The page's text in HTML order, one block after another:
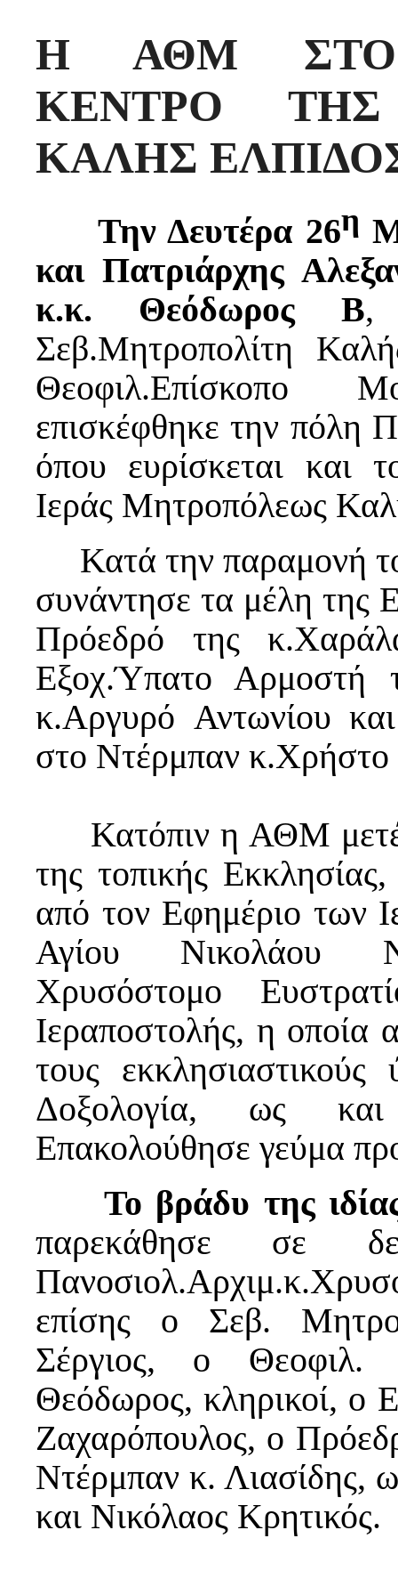
Η ΑΘΜ ΣΤΟ
ΚΕΝΤΡΟ ΤΗΣ
ΚΑΛΗΣ
Την Δευτέρα 26η
και Πατριάρχης
κ.κ. Θεόδωρος Β,
Σεβ.Μητροπολίτη
Θεοφιλ.Επίσκοπο
επισκέφθηκε την πόλη
όπου ευρίσκεται και
Ιεράς Μητροπόλεως
Κατά την παραμονή
συνάντησε τα μέλη της
Πρόεδρό της
Εξοχ.Ύπατο Αρμοστή
κ.Αργυρό Αντωνίου
στο Ντέρμπαν
Κατόπιν η ΑΘΜ
της τοπικής
από τον Εφημέριο των
Αγίου Νικολάου
Χρυσόστομο
Ιεραποστολής, η οποία
τους
Δοξολογία, ως και
Επακολούθησε γεύμα
Το βράδυ της
παρεκάθησε σε
επίσης ο Σεβ.
Σέργιος, ο Θεοφιλ.
Θεόδωρος, κληρικοί, ο
Ζαχαρόπουλος, ο
Ντέρμπαν κ. Λιασίδης,
και Νικόλαος